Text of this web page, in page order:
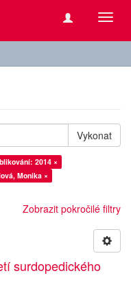
Vykonat
2014 ×
Monika ×
Zobrazit pokročilé filtry
surdopedického